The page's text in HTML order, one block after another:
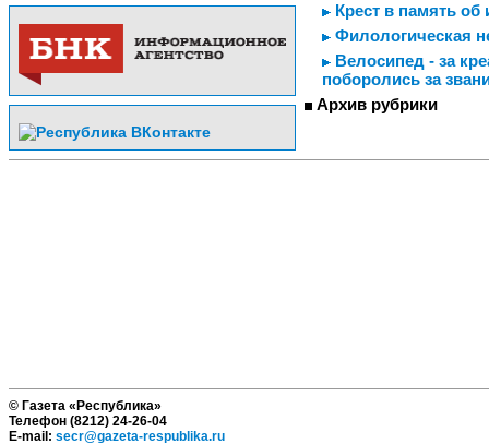
Крест в память об
Филологическая
Велосипед - за
поборолись за
Архив рубрики
© Газета «Республика»
Телефон (8212) 24-26-04
E-mail: secr@gazeta-respublika.ru